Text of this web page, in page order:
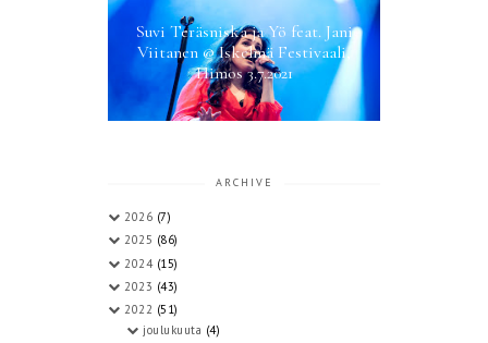
Suvi Teräsniska ja Yö feat. Jani
Viitanen @ Iskelmä Festivaali,
Himos 3.7.2021
ARCHIVE
2026 (7)
2025 (86)
2024 (15)
2023 (43)
2022 (51)
joulukuuta (4)